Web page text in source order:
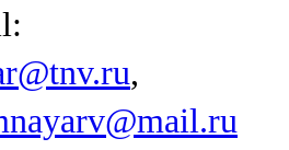
,